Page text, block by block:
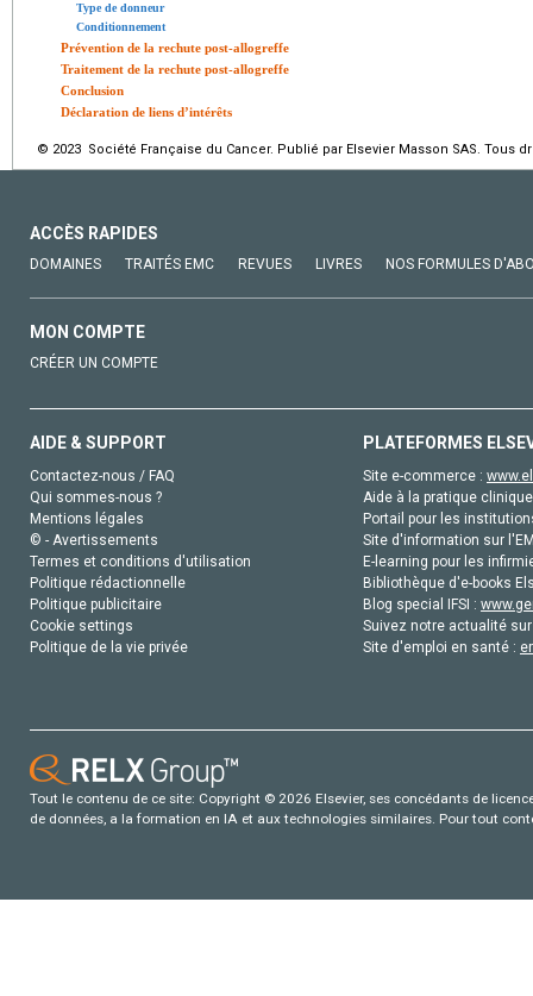
Type de donneur
Conditionnement
Prévention de la rechute post-allogreffe
Traitement de la rechute post-allogreffe
Conclusion
Déclaration de liens d’intérêts
© 2023 Société Française du Cancer. Publié par Elsevier Masson SAS. Tous
ACCÈS RAPIDES
DOMAINES TRAITÉS EMC REVUES LIVRES NOS FORMULES
MON COMPTE
CRÉER UN COMPTE
AIDE & SUPPORT
Contactez-nous / FAQ
Qui sommes-nous ?
Mentions légales
© - Avertissements
Termes et conditions d'utilisation
Politique rédactionnelle
Politique publicitaire
Cookie settings
Politique de la vie privée
PLATEFORMES
Site e-commerce :
Aide à la pratique
Portail pour les
Site d'information sur
E-learning pour les
Bibliothèque d'e-books
Blog special IFSI :
Suivez notre actualité
Site d'emploi en santé :
Tout le contenu de ce site: Copyright © 2026 Elsevier, ses concédants de
de données, a la formation en IA et aux technologies similaires. Pour tout